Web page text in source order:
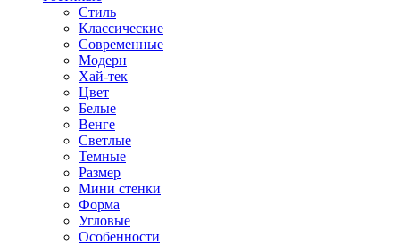
Стиль
Классические
Современные
Модерн
Хай-тек
Цвет
Белые
Венге
Светлые
Темные
Размер
Мини стенки
Форма
Угловые
Особенности